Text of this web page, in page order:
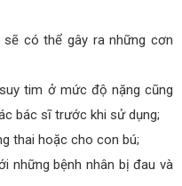
có thể gây ra những cơn
tim ở mức độ nặng cũng
bác sĩ trước khi sử dụng;
thai hoặc cho con bú;
những bệnh nhân bị đau và